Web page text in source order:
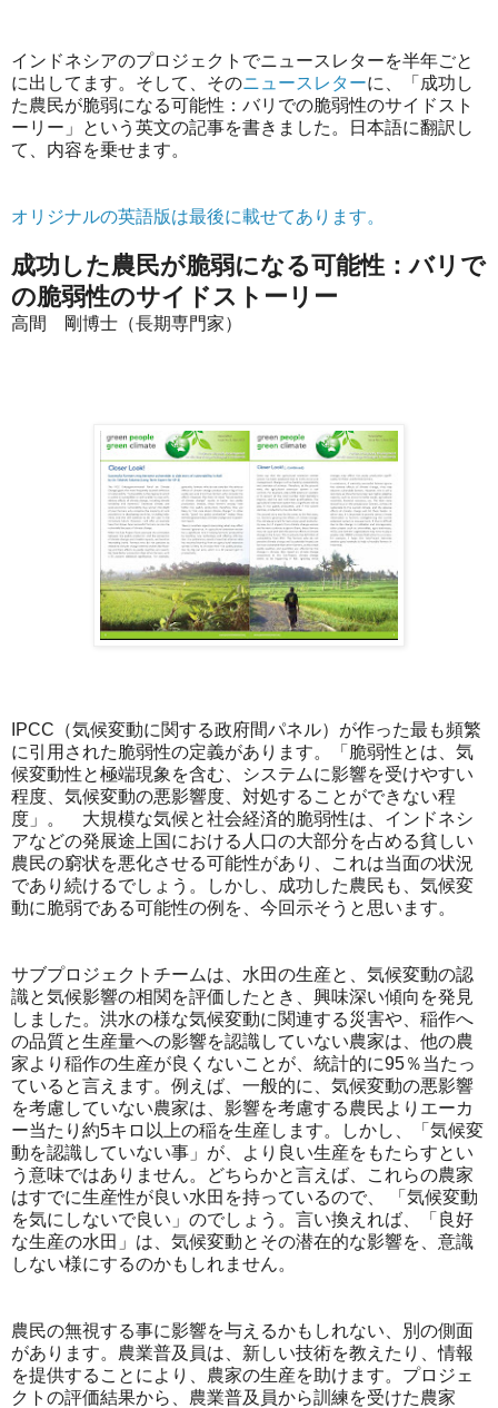
インドネシアのプロジェクトでニュースレターを半年ごと
に出してます。そして、そのニュースレターに、「成功し
た農民が脆弱になる可能性：バリでの脆弱性のサイドスト
ーリー」という英文の記事を書きました。日本語に翻訳し
て、内容を乗せます。
オリジナルの英語版は最後に載せてあります。
成功した農民が脆弱になる可能性：バリで
の脆弱性のサイドストーリー
高間 剛博士（長期専門家）
IPCC（気候変動に関する政府間パネル）が作った最も頻繁
に引用された脆弱性の定義があります。「脆弱性とは、気
候変動性と極端現象を含む、システムに影響を受けやすい
程度、気候変動の悪影響度、対処することができない程
度」。 大規模な気候と社会経済的脆弱性は、インドネシ
アなどの発展途上国における人口の大部分を占める貧しい
農民の窮状を悪化させる可能性があり、これは当面の状況
であり続けるでしょう。しかし、成功した農民も、気候変
動に脆弱である可能性の例を、今回示そうと思います。
サブプロジェクトチームは、水田の生産と、気候変動の認
識と気候影響の相関を評価したとき、興味深い傾向を発見
しました。洪水の様な気候変動に関連する災害や、稲作へ
の品質と生産量への影響を認識していない農家は、他の農
家より稲作の生産が良くないことが、統計的に95％当たっ
ていると言えます。例えば、一般的に、気候変動の悪影響
を考慮していない農家は、影響を考慮する農民よりエーカ
ー当たり約5キロ以上の稲を生産します。しかし、「気候変
動を認識していない事」が、より良い生産をもたらすとい
う意味ではありません。どちらかと言えば、これらの農家
はすでに生産性が良い水田を持っているので、 「気候変動
を気にしないで良い」のでしょう。言い換えれば、「良好
な生産の水田」は、気候変動とその潜在的な影響を、意識
しない様にするのかもしれません。
農民の無視する事に影響を与えるかもしれない、別の側面
があります。農業普及員は、新しい技術を教えたり、情報
を提供することにより、農家の生産を助けます。プロジェ
クトの評価結果から、農業普及員から訓練を受けた農家